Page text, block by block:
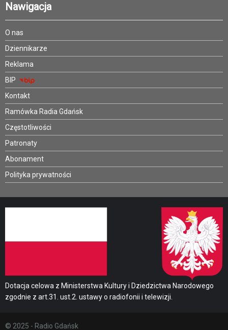
Nawigacja
O nas
Dziennikarze
Reklama
BIP
Kontakt
Ramówka Radia Gdańsk
Częstotliwości
Patronaty
Abonament
Polityka prywatności
Dotacja celowa z Ministerstwa Kultury i Dziedzictwa Narodowego
zgodnie z art.31. ust.2. ustawy o radiofonii i telewizji.
© 2025 - Radio Gdańsk